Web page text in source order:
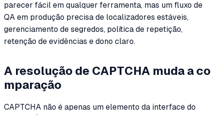
parecer fácil em qualquer ferramenta, mas um fluxo de
QA em produção precisa de localizadores estáveis,
gerenciamento de segredos, política de repetição,
retenção de evidências e dono claro.
A resolução de CAPTCHA muda a co
mparação
CAPTCHA não é apenas um elemento da interface do